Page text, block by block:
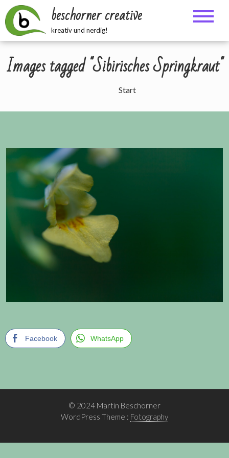
Zum
Inhalt
springen
beschorner creative
kreativ und nerdig!
Images tagged "Sibirisches Springkraut"
Start
Facebook WhatsApp
© 2024 Martin Beschorner
WordPress Theme : Fotography